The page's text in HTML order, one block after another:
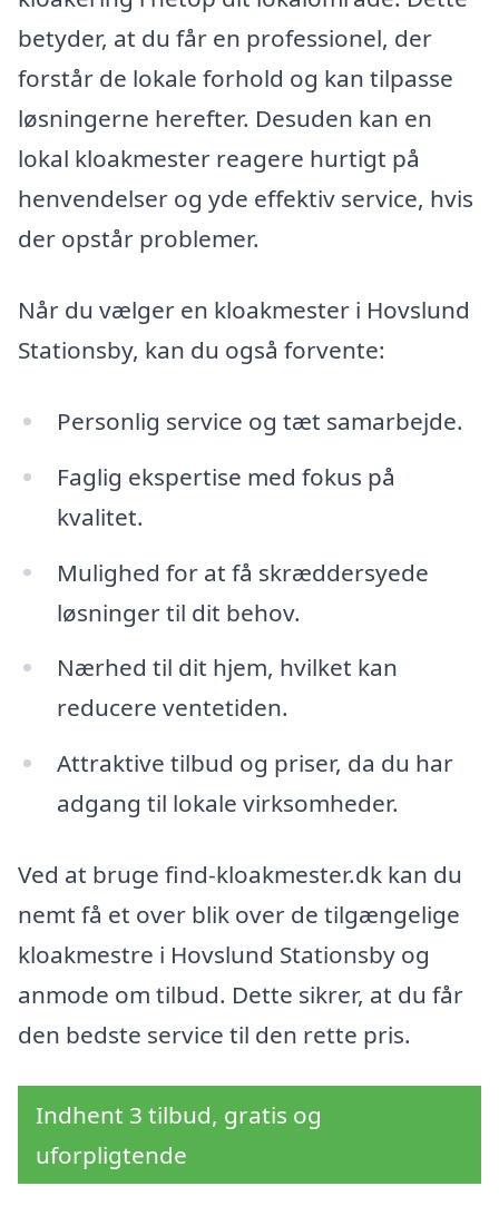
betyder, at du får en professionel, der
forstår de lokale forhold og kan tilpasse
løsningerne herefter. Desuden kan en
lokal kloakmester reagere hurtigt på
henvendelser og yde effektiv service, hvis
der opstår problemer.
Når du vælger en kloakmester i Hovslund
Stationsby, kan du også forvente:
Personlig service og tæt samarbejde.
Faglig ekspertise med fokus på
kvalitet.
Mulighed for at få skræddersyede
løsninger til dit behov.
Nærhed til dit hjem, hvilket kan
reducere ventetiden.
Attraktive tilbud og priser, da du har
adgang til lokale virksomheder.
Ved at bruge find-kloakmester.dk kan du
nemt få et over blik over de tilgængelige
kloakmestre i Hovslund Stationsby og
anmode om tilbud. Dette sikrer, at du får
den bedste service til den rette pris.
Indhent 3 tilbud, gratis og
uforpligtende